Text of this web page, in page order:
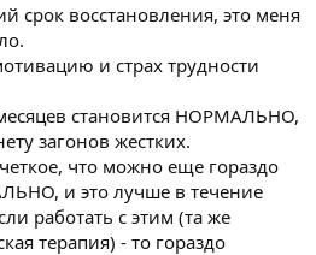
срок восстановления, это меня
и страх трудности
становится НОРМАЛЬНО,
загонов жестких.
что можно еще гораздо
и это лучше в течение
работать с этим (та же
терапия) - то гораздо